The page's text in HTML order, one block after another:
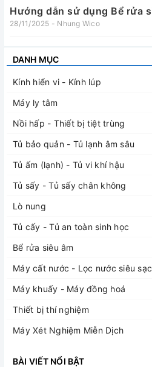
Hướng dẫn sử dụng Bể rửa
28/11/2025 - Nhung Wico
DANH MỤC
Kính hiển vi - Kính lúp
Máy ly tâm
Nồi hấp - Thiết bị tiệt trùng
Tủ bảo quản - Tủ lạnh âm sâu
Tủ ấm (lạnh) - Tủ vi khí hậu
Tủ sấy - Tủ sấy chân không
Lò nung
Tủ cấy - Tủ an toàn sinh học
Bể rửa siêu âm
Máy cất nước - Lọc nước siêu
Máy khuấy - Máy đồng hoá
Thiết bị thí nghiệm
Máy Xét Nghiệm Miễn Dịch
BÀI VIẾT NỔI BẬT